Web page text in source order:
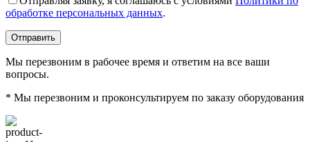
обработке персональных данных.
Мы перезвоним в рабочее время и ответим на все ваши
вопросы.
* Мы перезвоним и проконсультируем по заказу оборудования